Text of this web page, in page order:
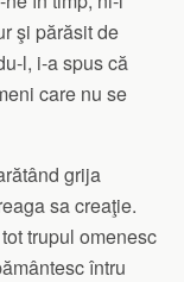
şi părăsit de
l, i-a spus că
care nu se
grija
sa creaţie.
trupul omenesc
întru